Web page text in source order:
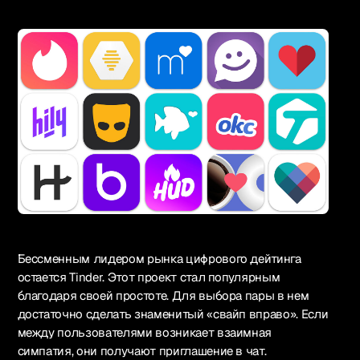
Бессменным лидером рынка цифрового дейтинга
остается Tinder. Этот проект стал популярным
благодаря своей простоте. Для выбора пары в нем
достаточно сделать знаменитый «свайп вправо». Если
между пользователями возникает взаимная
симпатия, они получают приглашение в чат.